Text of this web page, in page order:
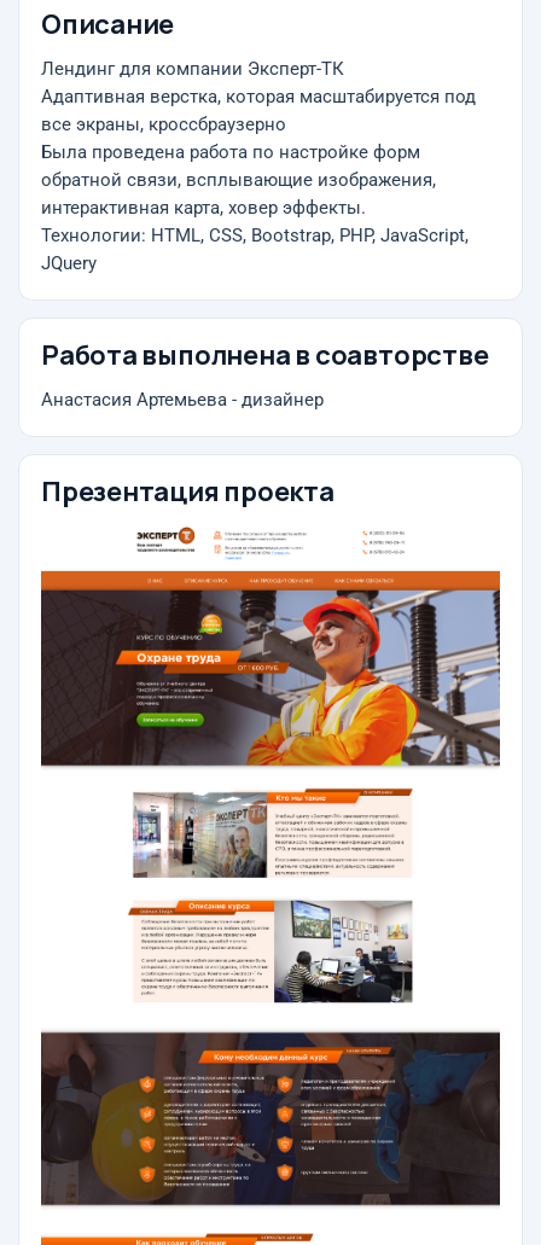
Описание
Лендинг для компании Эксперт-ТК
Адаптивная верстка, которая масштабируется под
все экраны, кроссбраузерно
Была проведена работа по настройке форм
обратной связи, всплывающие изображения,
интерактивная карта, ховер эффекты.
Технологии: HTML, CSS, Bootstrap, PHP, JavaScript,
JQuery
Работа выполнена в соавторстве
Анастасия Артемьева - дизайнер
Презентация проекта